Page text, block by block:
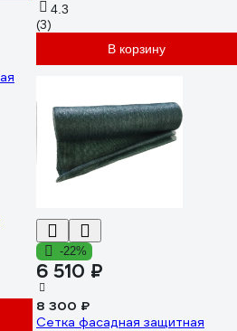
Z80318
4.3
(3)
В корзину
-22%
6 510 ₽
8 300 ₽
Сетка фасадная защитная